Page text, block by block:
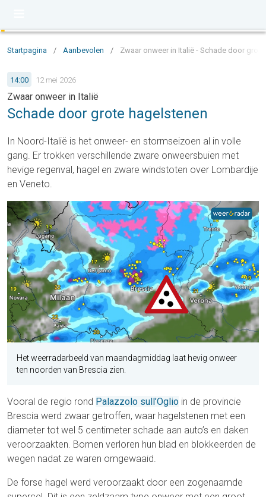
Startpagina / Aanbevolen / Zwaar onweer in Italië - Schade door
14:00 12 mei 2026
Zwaar onweer in Italië
Schade door grote hagelstenen
In Noord-Italië is het onweer- en stormseizoen al in volle
gang. Er trokken verschillende zware onweersbuien met
hevige regenval, hagel en zware windstoten over Lombardije
en Veneto.
Het weerradarbeeld van maandagmiddag laat hevig onweer
ten noorden van Brescia zien.
Vooral de regio rond Palazzolo sull’Oglio in de provincie
Brescia werd zwaar getroffen, waar hagelstenen met een
diameter tot wel 5 centimeter schade aan auto’s en daken
veroorzaakten. Bomen verloren hun blad en blokkeerden de
wegen nadat ze waren omgewaaid.
De forse hagel werd veroorzaakt door een zogenaamde